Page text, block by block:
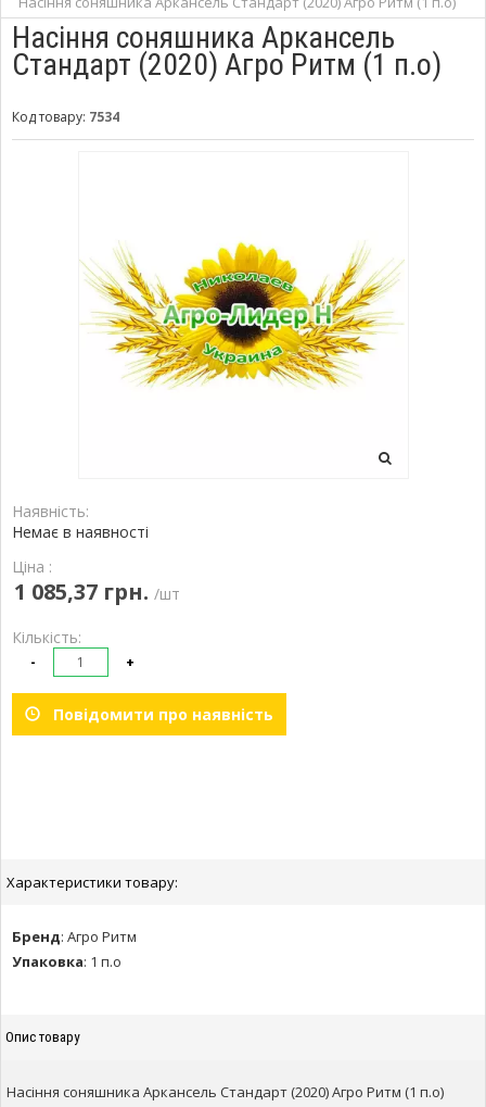
Насіння соняшника Аркансель
Стандарт (2020) Агро Ритм (1 п.о)
Код товару: 7534
Наявність:
Немає в наявності
Ціна :
1 085,37 грн. /шт
Кількість:
- +
Повідомити про наявність
Характеристики товару:
Бренд: Агро Ритм
Упаковка: 1 п.о
Опис товару
Насіння соняшника Аркансель Стандарт (2020) Агро Ритм (1 п.о)